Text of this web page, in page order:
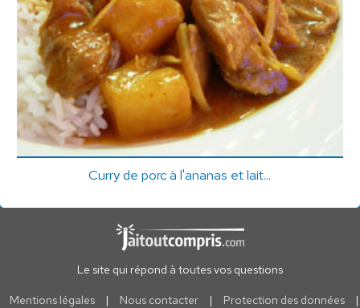
Curry de porc à l'ananas et lait...
Le site qui répond à toutes vos questions
Mentions légales | Nous contacter | Protection des données
|